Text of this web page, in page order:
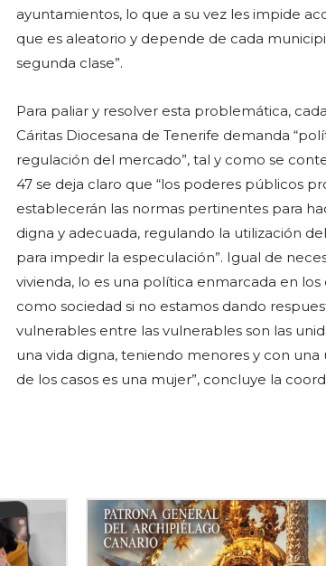
ayuntamientos, lo que a su vez les impide
que es aleatorio y depende de cada
segunda clase”.
Para paliar y resolver esta problemática,
Cáritas Diocesana de Tenerife demanda
regulación del mercado”, tal y como se
47 se deja claro que “los poderes públicos
establecerán las normas pertinentes para
digna y adecuada, regulando la utilización
para impedir la especulación”. Igual de
vivienda, lo es una política enmarcada en
como sociedad si no estamos dando
vulnerables entre las vulnerables son las
una vida digna, teniendo menores y con
de los casos es una mujer”, concluye la